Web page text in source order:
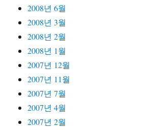
2008년 6월
2008년 3월
2008년 2월
2008년 1월
2007년 12월
2007년 11월
2007년 7월
2007년 4월
2007년 2월